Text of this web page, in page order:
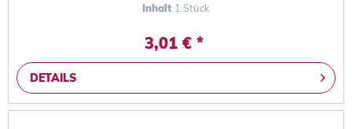
Inhalt 1 Stück
3,01 € *
DETAILS